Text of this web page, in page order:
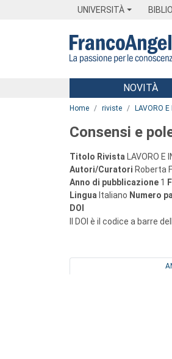
UNIVERSITÀ
Menu
NOVITÀ
Home riviste LAVORO
Consensi e
Titolo Rivista LAVORO E
Autori/Curatori Roberta
Anno di pubblicazione 1
Lingua Italiano Numero
DOI
Il DOI è il codice a barre